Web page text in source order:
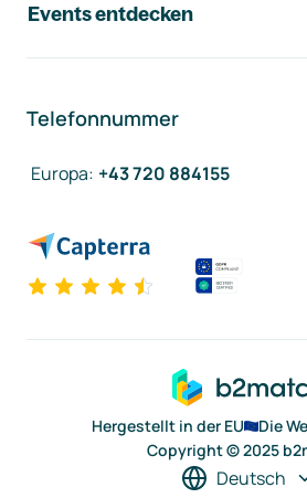
Events entdecken
Telefonnummer
Europa: +43 720 884155
Hergestellt in der EU
Die
Copyright © 2025
Deutsch